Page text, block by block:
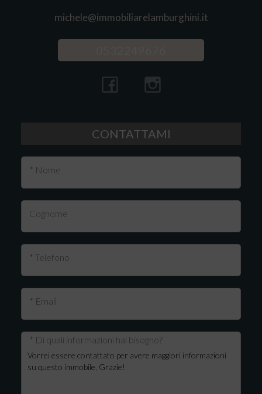
michele@immobiliarelamburghini.it
CONTATTAMI
* Nome
Cognome
* Telefono
* Email
* Di quali informazioni hai bisogno?